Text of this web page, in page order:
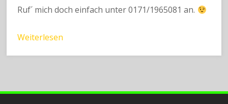
Ruf´ mich doch einfach unter 0171/1965081 an.
Weiterlesen